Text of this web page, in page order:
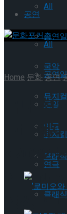
All
공연
국악
뮤지컬
연극
클래식
공연
All
공연
국악
뮤지컬
연극
클래식
Home문화공연
국내 최
크리에
<2022
업 -
양성 프